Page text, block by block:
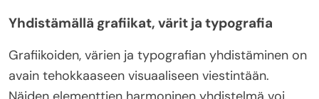
Yhdistämällä grafiikat, värit ja typografia
Grafiikoiden, värien ja typografian yhdistäminen on
avain tehokkaaseen visuaaliseen viestintään.